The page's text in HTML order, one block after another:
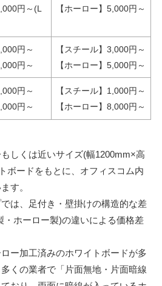
円～(L
【ホーロー】5,000円～
円～
円～
【スチール】3,000円～
【ホーロー】5,000円～
円～
円～
【スチール】1,000円～
【ホーロー】8,000円～
しくは近いサイズ(幅1200mm×高
ボードをもとに、オフィスコム内
す。
は、足付き・壁掛けの構造的な差
・ホーロー製)の違いによる価格差
ー加工済みのホワイトボードが多
くの業者で「片面無地・片面暗線